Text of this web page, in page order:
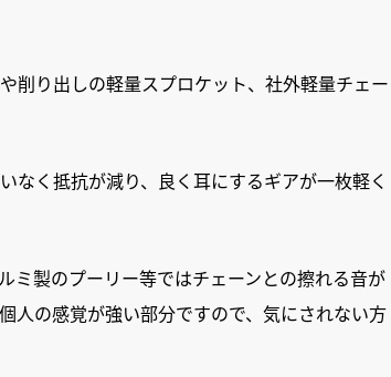
削り出しの軽量スプロケット、社外軽量チェー
なく抵抗が減り、良く耳にするギアが一枚軽く
ミ製のプーリー等ではチェーンとの擦れる音が
人の感覚が強い部分ですので、気にされない方